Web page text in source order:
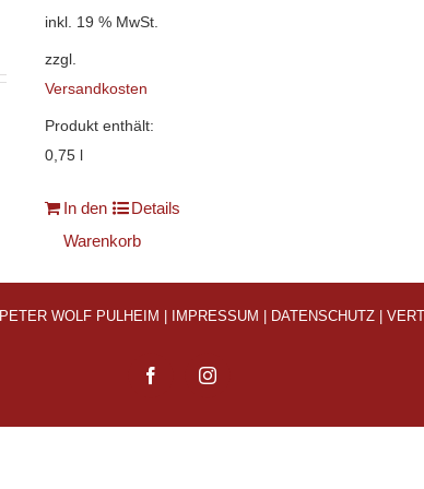
inkl. 19 % MwSt.
zzgl.
Versandkosten
Produkt enthält:
0,75
In den
Warenkorb
Details
WOLF PULHEIM | IMPRESSUM | DATENSCHUTZ |
FacebookInstagram